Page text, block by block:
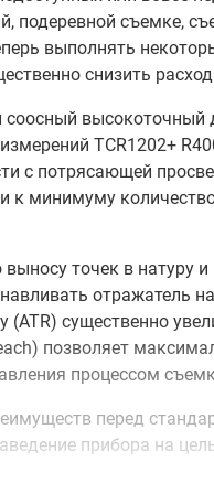
подеревной съемке,
выполнять
снизить
TCR1202+
с потрясающей
к минимуму
точек в натуру
отражатель
(ATR) существенно
позволяет
процессом
перед
прибора на